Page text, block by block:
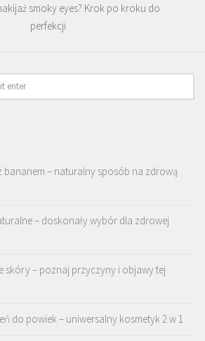
smoky eyes? Krok po kroku do
perfekcji
bananem – naturalny sposób na zdrową
– doskonały wybór dla zdrowej
skóry – poznaj przyczyny i objawy tej
do powiek – uniwersalny kosmetyk 2 w 1